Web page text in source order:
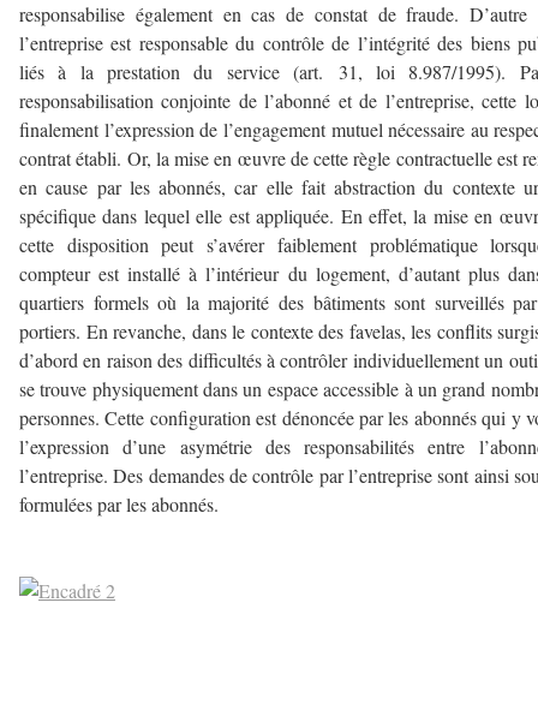
responsabilise également en cas de constat de fraude. D’autre
l’entreprise est responsable du contrôle de l’intégrité des biens
liés à la prestation du service (art. 31, loi 8.987/1995).
responsabilisation conjointe de l’abonné et de l’entreprise, cette
finalement l’expression de l’engagement mutuel nécessaire au
contrat établi. Or, la mise en œuvre de cette règle contractuelle est
en cause par les abonnés, car elle fait abstraction du contexte
spécifique dans lequel elle est appliquée. En effet, la mise en
cette disposition peut s’avérer faiblement problématique
compteur est installé à l’intérieur du logement, d’autant plus
quartiers formels où la majorité des bâtiments sont surveillés
portiers. En revanche, dans le contexte des favelas, les conflits
d’abord en raison des difficultés à contrôler individuellement un
se trouve physiquement dans un espace accessible à un grand
personnes. Cette configuration est dénoncée par les abonnés qui y
l’expression d’une asymétrie des responsabilités entre
l’entreprise. Des demandes de contrôle par l’entreprise sont ainsi
formulées par les abonnés.